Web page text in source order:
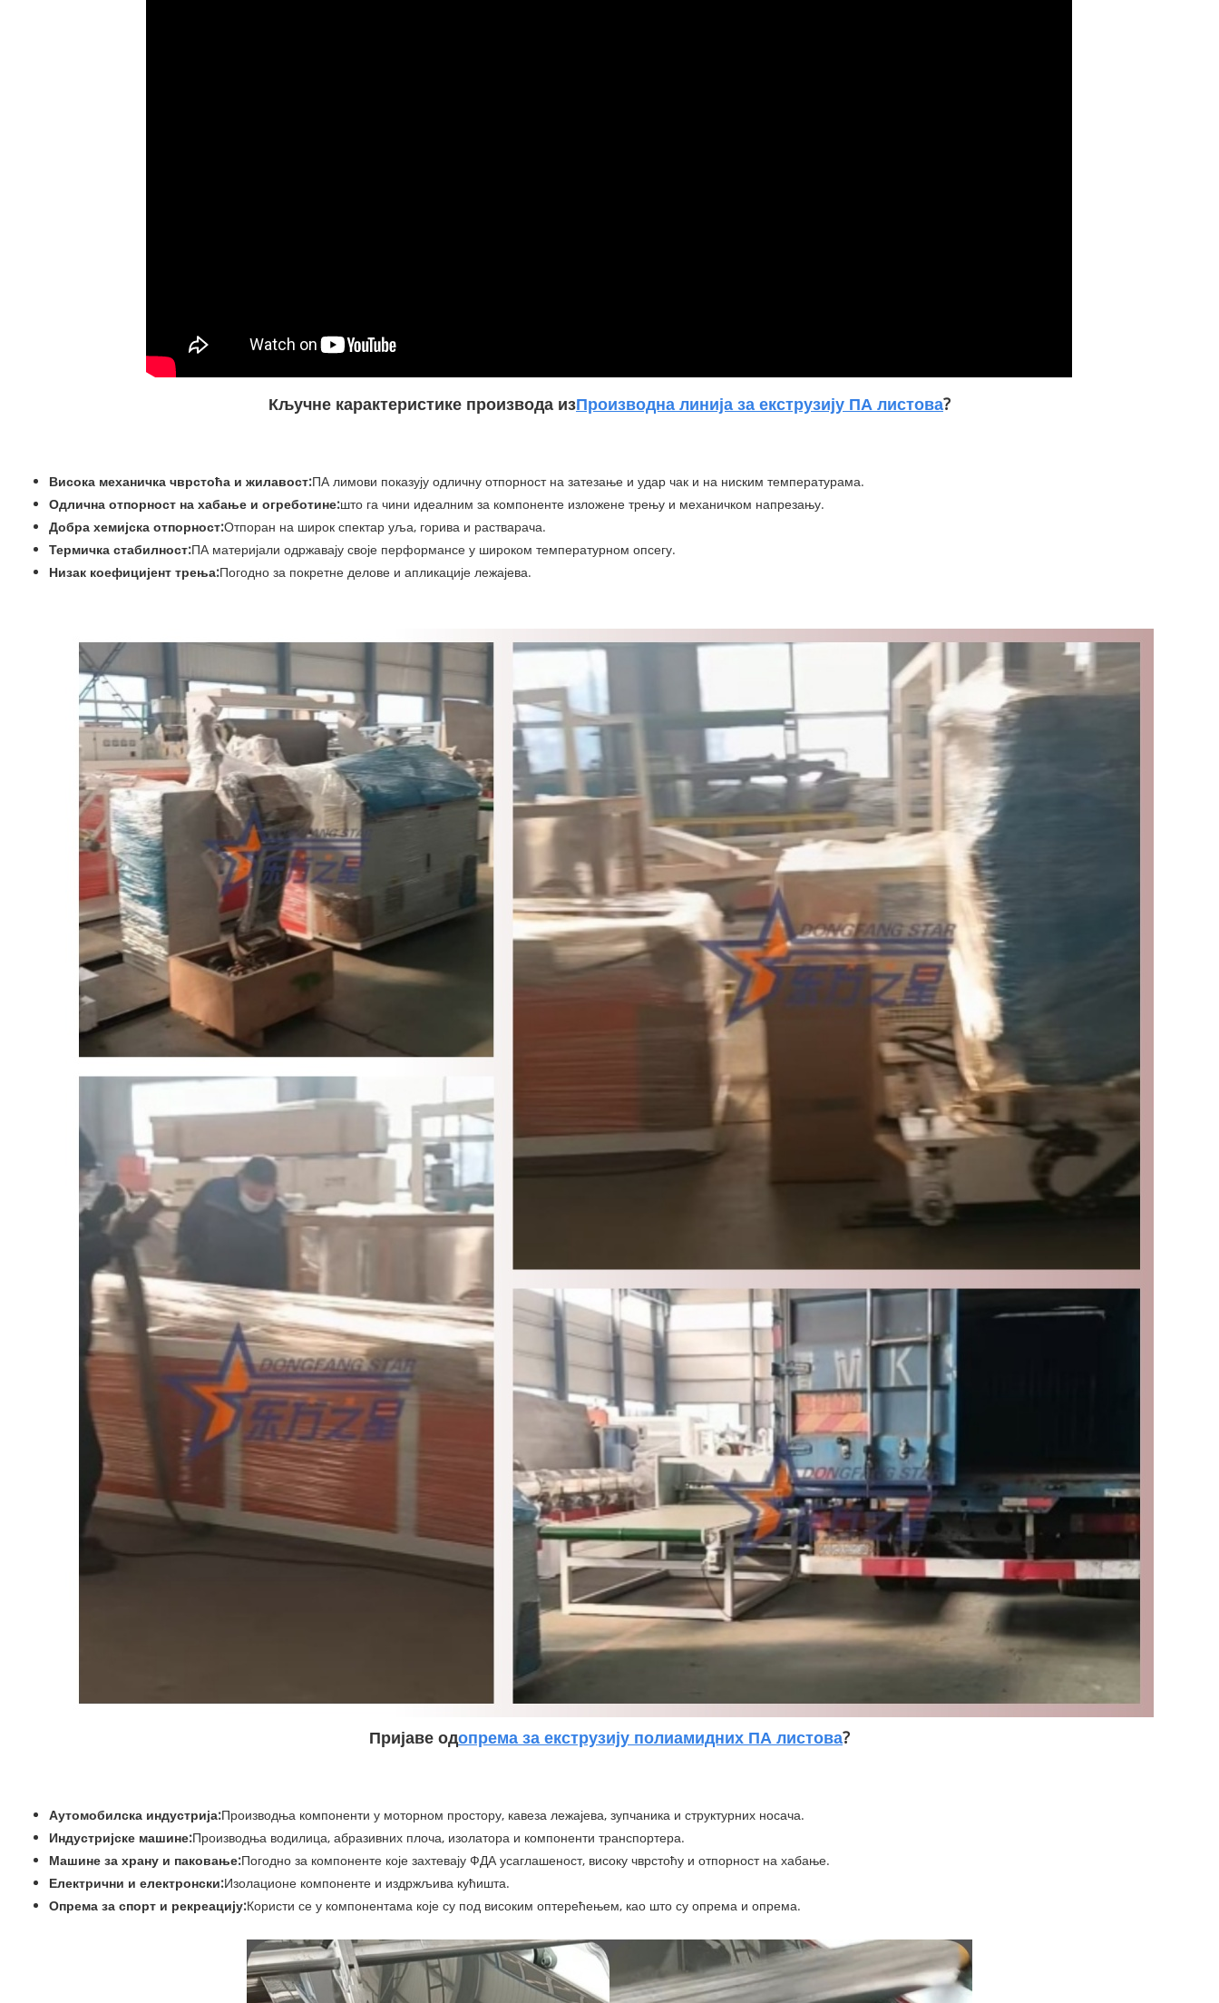
Кључне карактеристике производа изПроизводна линија за екструзију ПА листова?
Висока механичка чврстоћа и жилавост:ПА лимови показују одличну отпорност на затезање и удар чак и на ниским температурама.
Одлична отпорност на хабање и огреботине:што га чини идеалним за компоненте изложене трењу и механичком напрезању.
Добра хемијска отпорност:Отпоран на широк спектар уља, горива и растварача.
Термичка стабилност:ПА материјали одржавају своје перформансе у широком температурном опсегу.
Низак коефицијент трења:Погодно за покретне делове и апликације лежајева.
Пријаве одопрема за екструзију полиамидних ПА листова?
Аутомобилска индустрија:Производња компоненти у моторном простору, кавеза лежајева, зупчаника и структурних носача.
Индустријске машине:Производња водилица, абразивних плоча, изолатора и компоненти транспортера.
Машине за храну и паковање:Погодно за компоненте које захтевају ФДА усаглашеност, високу чврстоћу и отпорност на хабање.
Електрични и електронски:Изолационе компоненте и издржљива кућишта.
Опрема за спорт и рекреацију:Користи се у компонентама које су под високим оптерећењем, као што су опрема и опрема.